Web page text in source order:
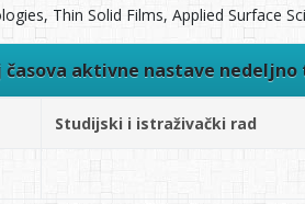
Thin Solid Films, Applied Surface
časova aktivne nastave
Studijski i istraživački rad